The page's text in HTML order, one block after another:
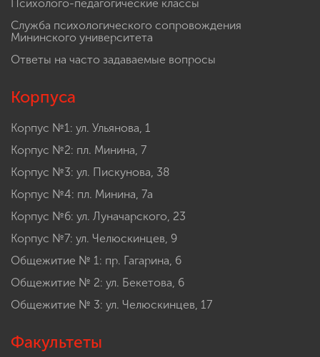
Психолого-педагогические классы
Служба психологического сопровождения
Мининского университета
Ответы на часто задаваемые вопросы
Корпуса
Корпус №1: ул. Ульянова, 1
Корпус №2: пл. Минина, 7
Корпус №3: ул. Пискунова, 38
Корпус №4: пл. Минина, 7а
Корпус №6: ул. Луначарского, 23
Корпус №7: ул. Челюскинцев, 9
Общежитие № 1: пр. Гагарина, 6
Общежитие № 2: ул. Бекетова, 6
Общежитие № 3: ул. Челюскинцев, 17
Факультеты